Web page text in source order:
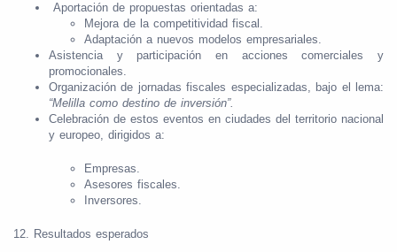
Aportación de propuestas orientadas a:
Mejora de la competitividad fiscal.
Adaptación a nuevos modelos empresariales.
Asistencia y participación en acciones comerciales y
promocionales.
Organización de jornadas fiscales especializadas, bajo el lema:
“Melilla como destino de inversión”.
Celebración de estos eventos en ciudades del territorio nacional
y europeo, dirigidos a:
Empresas.
Asesores fiscales.
Inversores.
12. Resultados esperados